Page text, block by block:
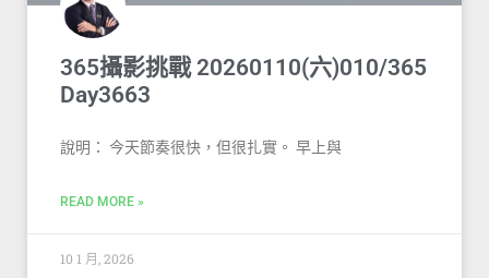
365攝影挑戰 20260110(六)010/365
Day3663
說明： 今天節奏很快，但很扎實。 早上與
READ MORE »
10 1 月, 2026